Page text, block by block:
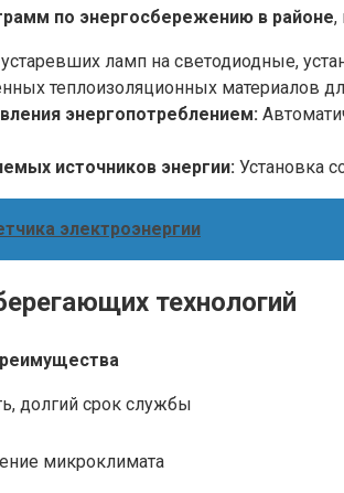
по энергосбережению в районе,
ламп на светодиодные,
теплоизоляционных материалов
энергопотреблением:
источников энергии: Установка
электроэнергии
технологий
долгий срок службы
микроклимата